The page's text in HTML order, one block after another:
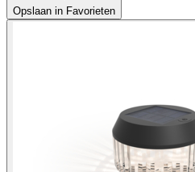
Opslaan in Favorieten